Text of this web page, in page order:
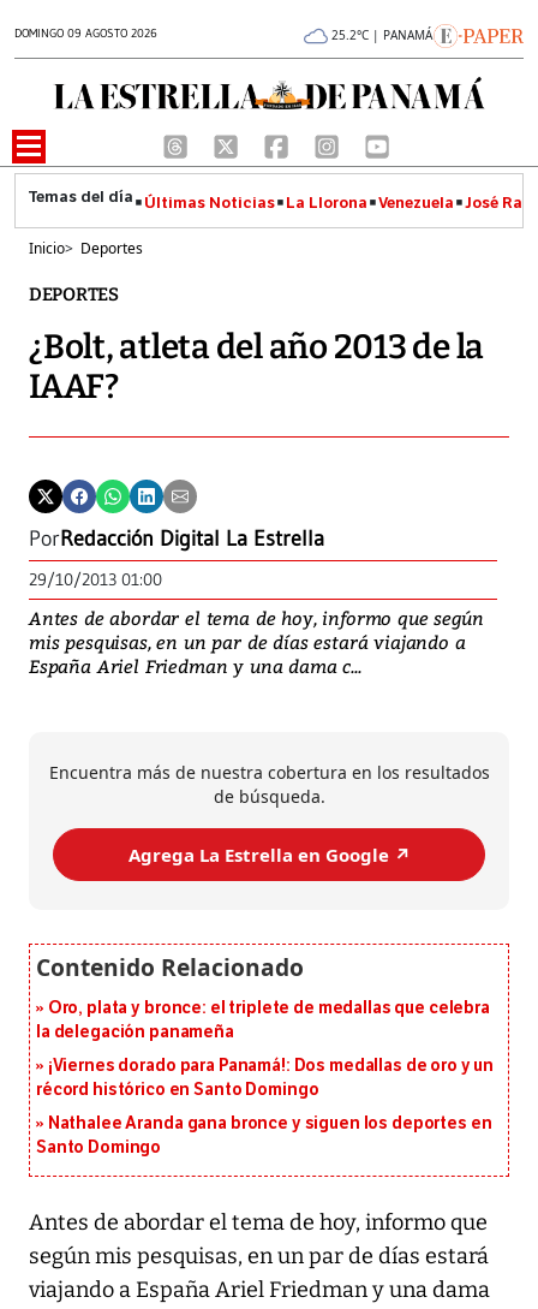
DOMINGO 09 AGOSTO 2026 25.2°C | PANAMÁ
Últimas Noticias La Llorona Venezuela José
Inicio> Deportes
DEPORTES
¿Bolt, atleta del año 2013 de la
IAAF?
PorRedacción Digital La Estrella
29/10/2013 01:00
Antes de abordar el tema de hoy, informo que según
mis pesquisas, en un par de días estará viajando a
España Ariel Friedman y una dama c...
Encuentra más de nuestra cobertura en los resultados
de búsqueda.
Agrega La Estrella en Google ↗️
Oro, plata y bronce: el triplete de medallas que celebra
la delegación panameña
¡Viernes dorado para Panamá!: Dos medallas de oro y un
récord histórico en Santo Domingo
Nathalee Aranda gana bronce y siguen los deportes en
Santo Domingo
Antes de abordar el tema de hoy, informo que
según mis pesquisas, en un par de días estará
viajando a España Ariel Friedman y una dama